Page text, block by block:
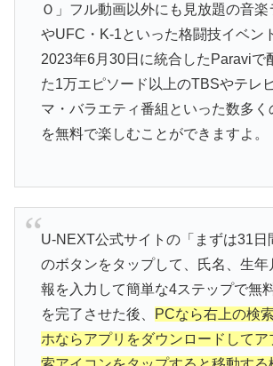
Ｏ」フル動画以外にも見放題の音
やUFC・K-1といった格闘技イベン
2023年6月30日に統合したParaviで
た1万エピソード以上のTBSやテレ
マ・バラエティ番組といった数多く
を無料で楽しむことができますよ。
U-NEXT公式サイトの「まずは31日
のボタンをタップして、氏名、生年
報を入力して簡単な4ステップで無
を完了させた後、
PCなら右上の検
ホならアプリをダウンロードしてア